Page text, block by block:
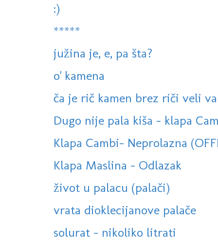
:)
*****
južina je, e, pa šta?
o' kamena
ča je rič kamen brez riči veli
Dugo nije pala kiša - klapa
Klapa Cambi- Neprolazna
Klapa Maslina - Odlazak
život u palacu (palači)
vrata dioklecijanove palače
solurat - nikoliko litrati